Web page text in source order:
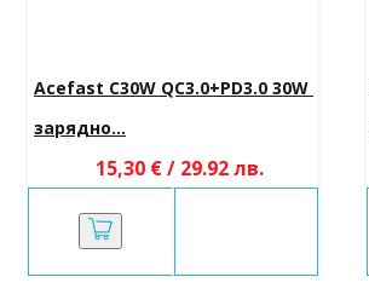
Acefast C30W QC3.0+PD3.0 30W
зарядно...
15,30 € / 29.92 лв.